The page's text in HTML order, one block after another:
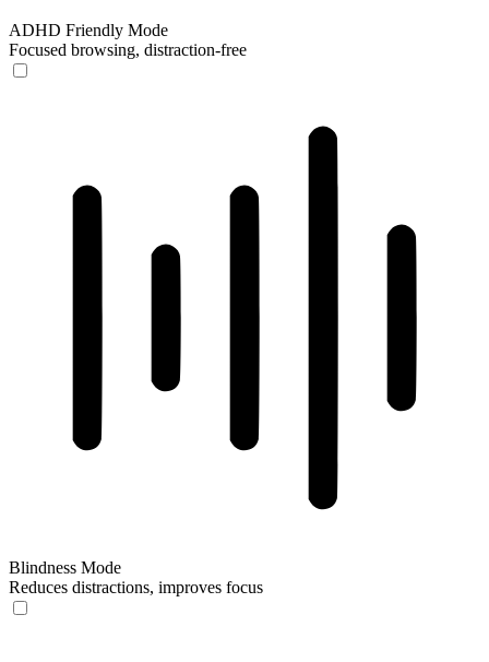
ADHD Friendly Mode
Focused browsing, distraction-free
Blindness Mode
Reduces distractions, improves focus